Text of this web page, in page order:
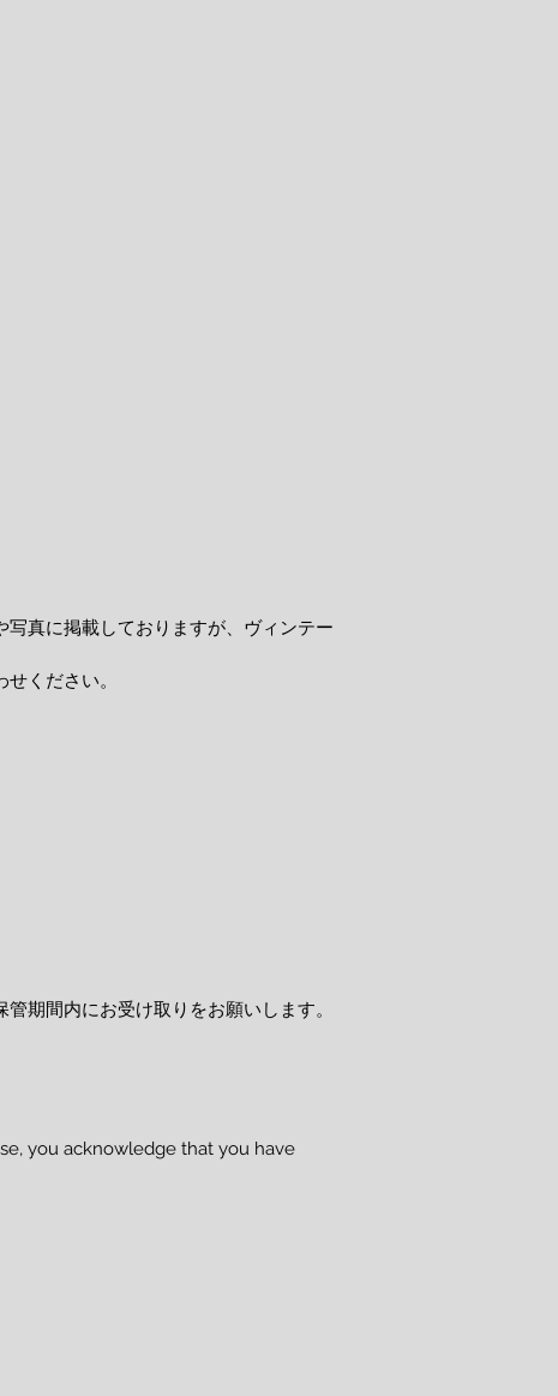
真に掲載しておりますが、ヴィンテー
ください。
期間内にお受け取りをお願いします。
you acknowledge that you have